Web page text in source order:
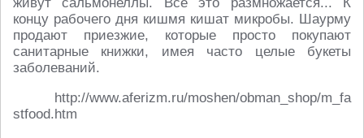
концу рабочего дня кишмя кишат микробы. Шаурму
продают приезжие, которые просто покупают
санитарные книжки, имея часто целые букеты
заболеваний.
http://www.aferizm.ru/moshen/obman_shop/m_fa
stfood.htm